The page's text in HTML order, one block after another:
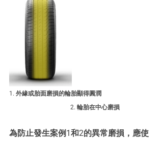
2. 輪胎在中心磨損
為防止發生案例1和2的異常磨損，應使